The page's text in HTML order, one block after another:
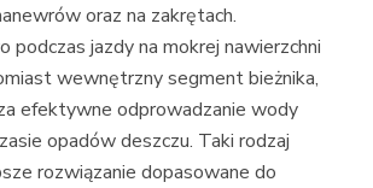
oraz na zakrętach.
podczas jazdy na mokrej nawierzchni
wewnętrzny segment bieżnika,
efektywne odprowadzanie wody
opadów deszczu. Taki rodzaj
rozwiązanie dopasowane do